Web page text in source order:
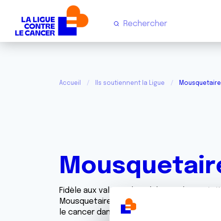
Accueil Ils soutiennent la Ligue
Fidèle aux valeurs de solidarité, de
Mousquetaires, l’enseigne Intermarché
le cancer dans la lutte contre le cancer du